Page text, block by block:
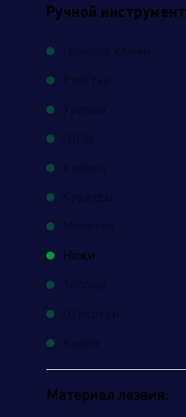
Ручной инструмент
Ножи
Материал лезвия: